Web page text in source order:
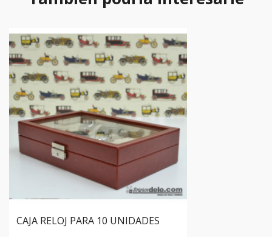
CAJA RELOJ PARA 10 UNIDADES